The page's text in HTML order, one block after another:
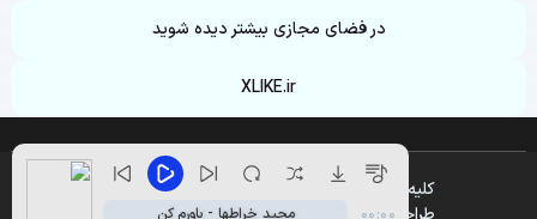
در فضای مجازی بیشتر دیده شوید
XLIKE.ir
کلیه حقوق متعلق به وب سایت مای موزیک میباشد
مجید خراطها - باورم کن